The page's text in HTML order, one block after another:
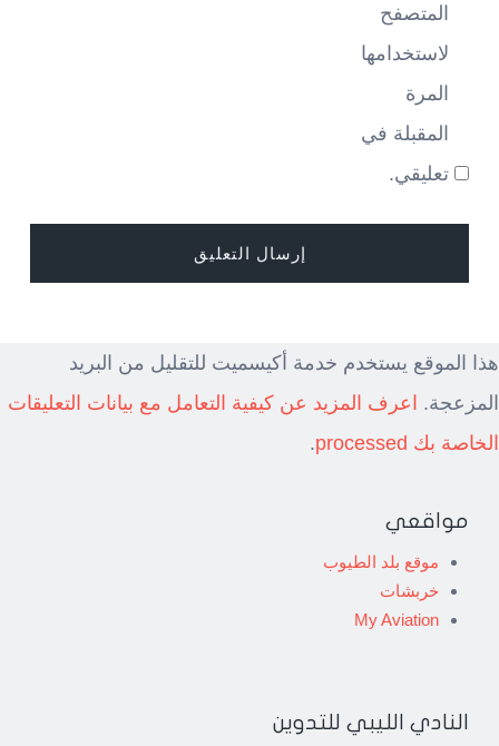
المتصفح
لاستخدامها
المرة
المقبلة في
تعليقي.
هذا الموقع يستخدم خدمة أكيسميت للتقليل من البريد
المزعجة.
اعرف المزيد عن كيفية التعامل مع بيانات التعليقات
الخاصة بك processed
.
مواقعي
موقع بلد الطيوب
خربشات
My Aviation
النادي الليبي للتدوين